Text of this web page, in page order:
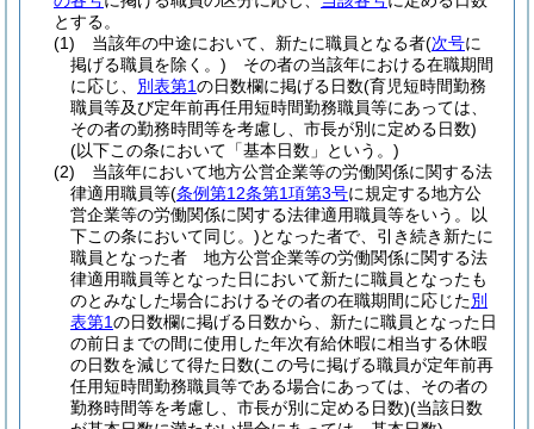
とする。
(1)
当該年の中途において、新たに職員となる者(次号に
掲げる職員を除く。) その者の当該年における在職期間
に応じ、 別表第1の日数欄に掲げる日数(育児短時間勤務
職員等及び定年前再任用短時間勤務職員等にあっては、
その者の勤務時間等を考慮し、市長が別に定める日数)
(以下この条において「基本日数」という。)
(2)
当該年において地方公営企業等の労働関係に関する法
律適用職員等(条例第12条第1項第3号に規定する地方公
営企業等の労働関係に関する法律適用職員等をいう。以
下この条において同じ。)となった者で、引き続き新たに
職員となった者 地方公営企業等の労働関係に関する法
律適用職員等となった日において新たに職員となったも
のとみなした場合におけるその者の在職期間に応じた別
表第1の日数欄に掲げる日数から、新たに職員となった日
の前日までの間に使用した年次有給休暇に相当する休暇
の日数を減じて得た日数(この号に掲げる職員が定年前再
任用短時間勤務職員等である場合にあっては、その者の
勤務時間等を考慮し、市長が別に定める日数)(当該日数